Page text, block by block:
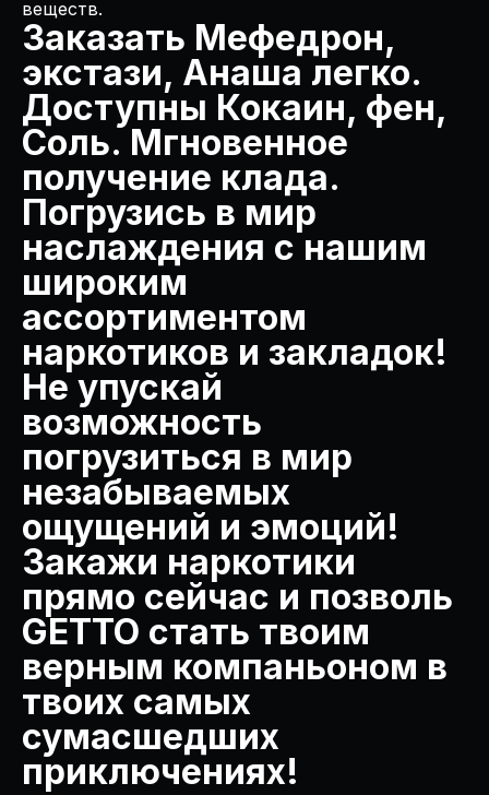
веществ.
Заказать Мефедрон,
экстази, Анаша легко.
Доступны Кокаин, фен,
Соль. Мгновенное
получение клада.
Погрузись в мир
наслаждения с нашим
широким
ассортиментом
наркотиков и закладок!
Не упускай
возможность
погрузиться в мир
незабываемых
ощущений и эмоций!
Закажи наркотики
прямо сейчас и позволь
GETTO стать твоим
верным компаньоном в
твоих самых
сумасшедших
приключениях!